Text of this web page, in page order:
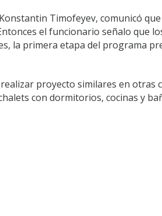
Timofeyev, comunicó
el funcionario señalo que
la primera etapa del programa
proyecto similares en otras
con dormitorios, cocinas y